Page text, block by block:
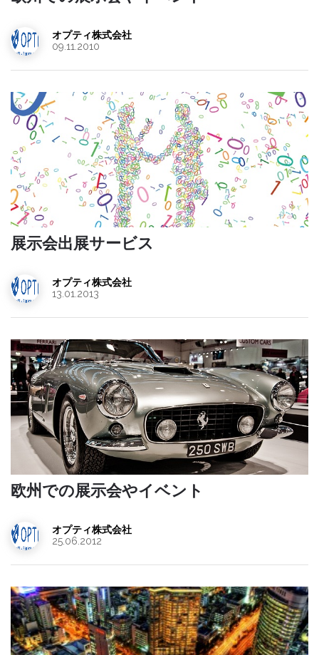
オプティ株式会社
09.11.2010
展示会出展サービス
オプティ株式会社
13.01.2013
欧州での展示会やイベント
オプティ株式会社
25.06.2012